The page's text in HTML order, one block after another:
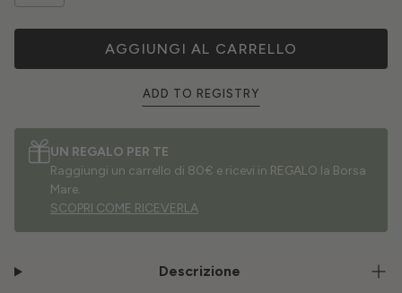
AGGIUNGI AL CARRELLO
ADD TO REGISTRY
UN REGALO PER TE
Raggiungi un carrello di 80€ e ricevi in REGALO la Borsa
Mare.
SCOPRI COME RICEVERLA
Descrizione